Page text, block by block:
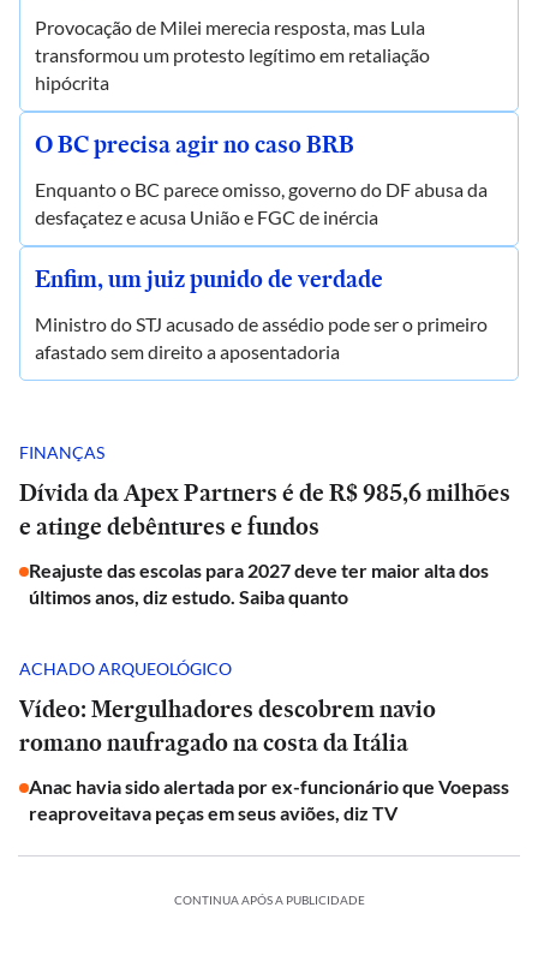
Provocação de Milei merecia resposta, mas Lula
transformou um protesto legítimo em retaliação
hipócrita
O BC precisa agir no caso BRB
Enquanto o BC parece omisso, governo do DF abusa da
desfaçatez e acusa União e FGC de inércia
Enfim, um juiz punido de verdade
Ministro do STJ acusado de assédio pode ser o primeiro
afastado sem direito a aposentadoria
FINANÇAS
Dívida da Apex Partners é de R$ 985,6 milhões
e atinge debêntures e fundos
Reajuste das escolas para 2027 deve ter maior alta dos
últimos anos, diz estudo. Saiba quanto
ACHADO ARQUEOLÓGICO
Vídeo: Mergulhadores descobrem navio
romano naufragado na costa da Itália
Anac havia sido alertada por ex-funcionário que Voepass
reaproveitava peças em seus aviões, diz TV
CONTINUA APÓS A PUBLICIDADE